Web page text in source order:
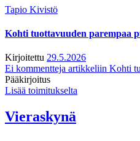
Tapio Kivistö
Kohti tuottavuuden parempaa
Kirjoitettu 29.5.2026
Ei kommentteja artikkeliin Kohti
Pääkirjoitus
Lisää toimitukselta
Vieraskynä